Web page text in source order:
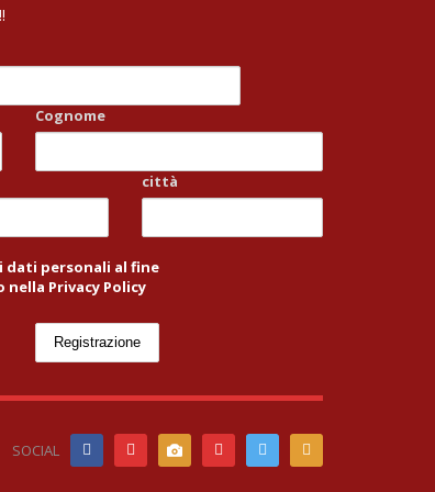
Cognome
città
personali al fine
Privacy Policy
SOCIAL